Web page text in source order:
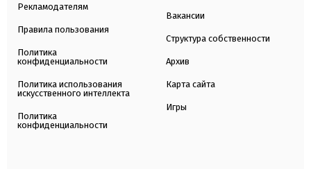
Рекламодателям
Правила пользования
Политика
конфиденциальности
Политика использования
искусственного интеллекта
Политика
конфиденциальности
Вакансии
Структура собственности
Архив
Карта сайта
Игры